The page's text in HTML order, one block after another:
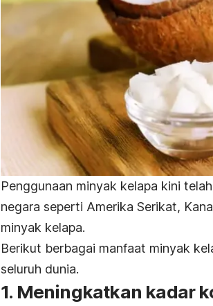
Penggunaan minyak kelapa kini
negara seperti Amerika Serikat,
minyak kelapa.
Berikut berbagai manfaat minyak
seluruh dunia.
1. Meningkatkan kadar